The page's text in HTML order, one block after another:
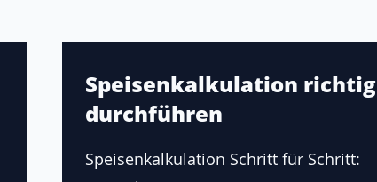
Speisenkalkulation richtig
durchführen
Speisenkalkulation Schritt für Schritt: